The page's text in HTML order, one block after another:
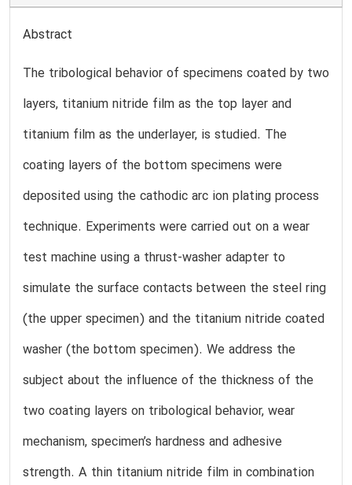
Abstract
The tribological behavior of specimens coated by two
layers, titanium nitride film as the top layer and
titanium film as the underlayer, is studied. The
coating layers of the bottom specimens were
deposited using the cathodic arc ion plating process
technique. Experiments were carried out on a wear
test machine using a thrust-washer adapter to
simulate the surface contacts between the steel ring
(the upper specimen) and the titanium nitride coated
washer (the bottom specimen). We address the
subject about the influence of the thickness of the
two coating layers on tribological behavior, wear
mechanism, specimen’s hardness and adhesive
strength. A thin titanium nitride film in combination